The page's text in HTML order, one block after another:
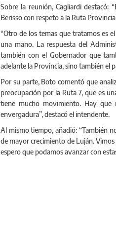
Sobre la reunión, Cagliardi destacó:
Berisso con respeto a la Ruta
“Otro de los temas que tratamos es
una mano. La respuesta del
también con el Gobernador que
adelante la Provincia, sino también el
Por su parte, Boto comentó que
preocupación por la Ruta 7, que es
tiene mucho movimiento. Hay que
envergadura”, destacó el intendente.
Al mismo tiempo, añadió: “También
de mayor crecimiento de Luján.
espero que podamos avanzar con